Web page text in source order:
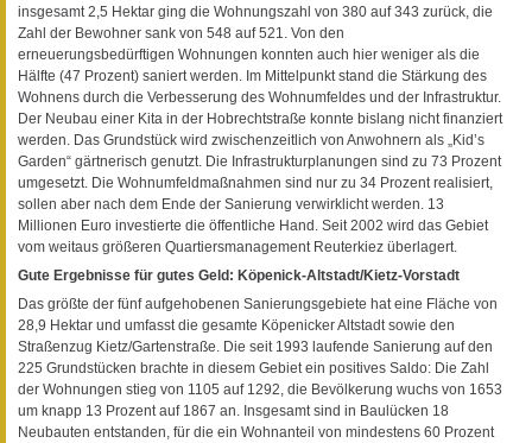
insgesamt 2,5 Hektar ging die Wohnungszahl von 380 auf 343 zurück, die
Zahl der Bewohner sank von 548 auf 521. Von den
erneuerungsbedürftigen Wohnungen konnten auch hier weniger als die
Hälfte (47 Prozent) saniert werden. Im Mittelpunkt stand die Stärkung des
Wohnens durch die Verbesserung des Wohnumfeldes und der Infrastruktur.
Der Neubau einer Kita in der Hobrechtstraße konnte bislang nicht finanziert
werden. Das Grundstück wird zwischenzeitlich von Anwohnern als „Kid’s
Garden“ gärtnerisch genutzt. Die Infrastrukturplanungen sind zu 73 Prozent
umgesetzt. Die Wohnumfeldmaßnahmen sind nur zu 34 Prozent realisiert,
sollen aber nach dem Ende der Sanierung verwirklicht werden. 13
Millionen Euro investierte die öffentliche Hand. Seit 2002 wird das Gebiet
vom weitaus größeren Quartiersmanagement Reuterkiez überlagert.
Gute Ergebnisse für gutes Geld: Köpenick-Altstadt/Kietz-Vorstadt
Das größte der fünf aufgehobenen Sanierungsgebiete hat eine Fläche von
28,9 Hektar und umfasst die gesamte Köpenicker Altstadt sowie den
Straßenzug Kietz/Gartenstraße. Die seit 1993 laufende Sanierung auf den
225 Grundstücken brachte in diesem Gebiet ein positives Saldo: Die Zahl
der Wohnungen stieg von 1105 auf 1292, die Bevölkerung wuchs von 1653
um knapp 13 Prozent auf 1867 an. Insgesamt sind in Baulücken 18
Neubauten entstanden, für die ein Wohnanteil von mindestens 60 Prozent